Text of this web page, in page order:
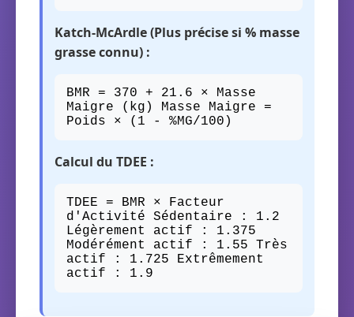
Katch-McArdle (Plus précise si % masse
grasse connu) :
BMR = 370 + 21.6 × Masse
Maigre (kg) Masse Maigre =
Poids × (1 - %MG/100)
Calcul du TDEE :
TDEE = BMR × Facteur
d'Activité Sédentaire : 1.2
Légèrement actif : 1.375
Modérément actif : 1.55 Très
actif : 1.725 Extrêmement
actif : 1.9